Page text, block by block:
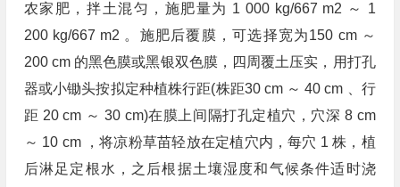
农家肥，拌土混匀，施肥量为 1 000 kg/667 m2 ～ 1
200 kg/667 m2 。施肥后覆膜，可选择宽为150 cm ～
200 cm 的黑色膜或黑银双色膜，四周覆土压实，用打孔
器或小锄头按拟定种植株行距(株距30 cm ～ 40 cm 、行
距 20 cm ～ 30 cm)在膜上间隔打孔定植穴，穴深 8 cm
～ 10 cm ，将凉粉草苗轻放在定植穴内，每穴 1 株，植
后淋足定根水，之后根据土壤湿度和气候条件适时浇